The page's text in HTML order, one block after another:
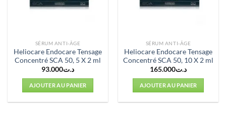
SÉRUM ANTI-ÂGE
Heliocare Endocare Tensage
Concentré SCA 50, 5 X 2 ml
د.ت93.000
AJOUTER AU PANIER
SÉRUM ANTI-ÂGE
Heliocare Endocare Tensage
Concentré SCA 50, 10 X 2 ml
د.ت165.000
AJOUTER AU PANIER